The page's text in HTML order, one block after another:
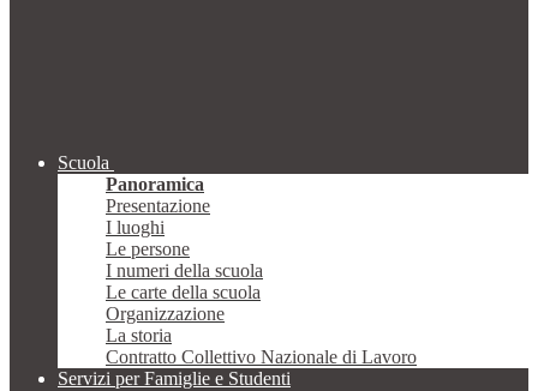
Scuola
Panoramica
Presentazione
I luoghi
Le persone
I numeri della scuola
Le carte della scuola
Organizzazione
La storia
Contratto Collettivo Nazionale di Lavoro
Servizi per Famiglie e Studenti